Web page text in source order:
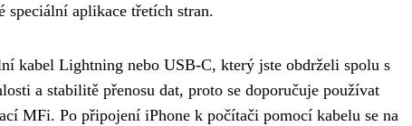
speciální aplikace třetích stran.
kabel Lightning nebo USB-C, který jste obdrželi spolu s
a stabilitě přenosu dat, proto se doporučuje používat
MFi. Po připojení iPhone k počítači pomocí kabelu se na